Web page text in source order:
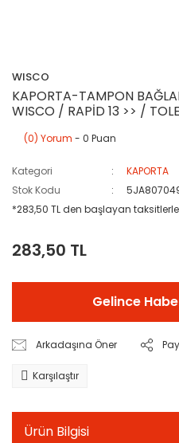
WISCO
KAPORTA-TAMPON
WISCO / RAPİD 13 >> /
(0) Yorum - 0 Puan
Kategori
KAPORTA
Stok Kodu
*283,50 TL den başlayan
283,50 TL
Gelince
Arkadaşına Öner
Karşılaştır
Ürün Bilgisi